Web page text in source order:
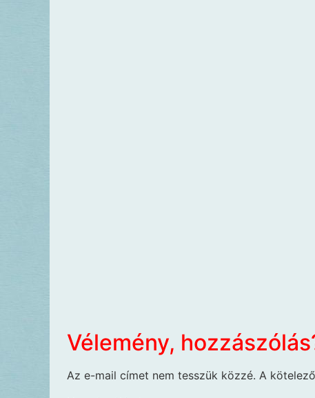
Vélemény,
Az e-mail címet nem tesszük közzé. A